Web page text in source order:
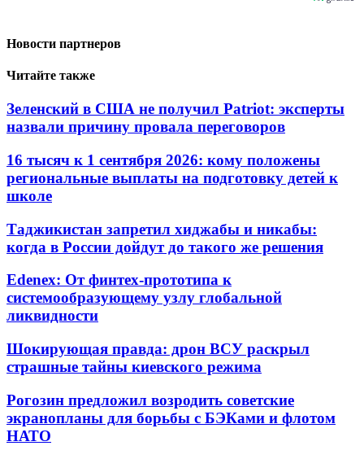
Новости партнеров
Читайте также
Зеленский в США не получил Patriot: эксперты
назвали причину провала переговоров
16 тысяч к 1 сентября 2026: кому положены
региональные выплаты на подготовку детей к
школе
Таджикистан запретил хиджабы и никабы:
когда в России дойдут до такого же решения
Edenex: От финтех-прототипа к
системообразующему узлу глобальной
ликвидности
Шокирующая правда: дрон ВСУ раскрыл
страшные тайны киевского режима
Рогозин предложил возродить советские
экранопланы для борьбы с БЭКами и флотом
НАТО